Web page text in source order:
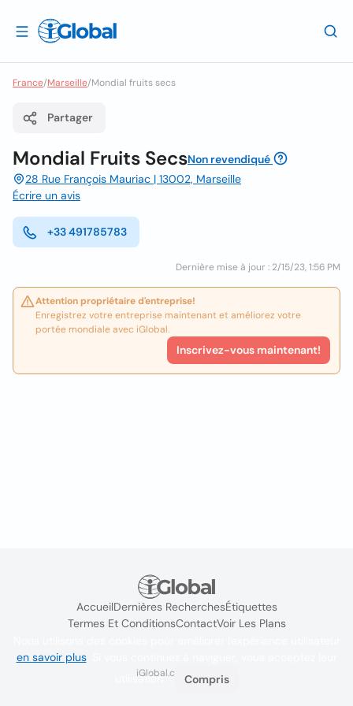
France/Marseille/Mondial fruits secs
Partager
Mondial Fruits SecsNon revendiqué
28 Rue François Mauriac | 13002, Marseille
Écrire un avis
+33 491785783
Dernière mise à jour : 2/15/23, 1:56 PM
Attention propriétaire d'entreprise!
Enregistrez votre entreprise maintenant et améliorez votre
portée mondiale avec iGlobal.
Inscrivez-vous maintenant!
AccueilDernières RecherchesÉtiquettes
Termes Et ConditionsContactVoir Les Plans
iGlobal.co @ 2024
en savoir plus. Si vous continuez à naviguer, vous acceptez leur
utilisation.
Compris